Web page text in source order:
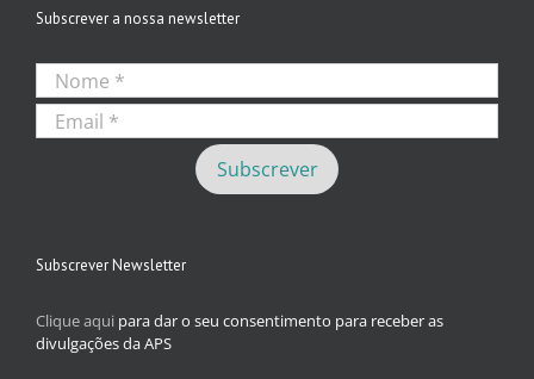
Subscrever a nossa newsletter
Subscrever Newsletter
Clique aqui para dar o seu consentimento para receber as
divulgações da APS